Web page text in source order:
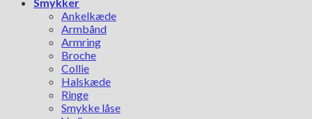
Smykker
Ankelkæde
Armbånd
Armring
Broche
Collie
Halskæde
Ringe
Smykke låse